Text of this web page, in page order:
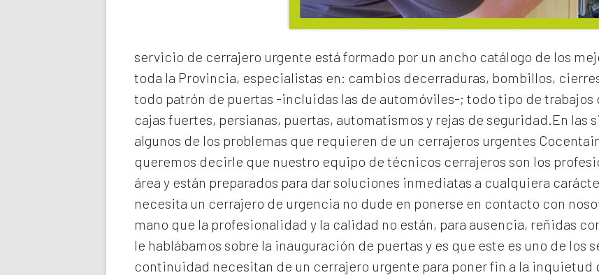
servicio de cerrajero urgente está formado por un ancho catálogo de los
toda la Provincia, especialistas en: cambios decerraduras, bombillos,
todo patrón de puertas -incluidas las de automóviles-; todo tipo de trabajos
cajas fuertes, persianas, puertas, automatismos y rejas de seguridad.En las
algunos de los problemas que requieren de un cerrajeros urgentes
queremos decirle que nuestro equipo de técnicos cerrajeros son los
área y están preparados para dar soluciones inmediatas a cualquiera
necesita un cerrajero de urgencia no dude en ponerse en contacto con
mano que la profesionalidad y la calidad no están, para ausencia, reñidas
le hablábamos sobre la inauguración de puertas y es que este es uno de los
continuidad necesitan de un cerrajero urgente para poner fin a la inquietud